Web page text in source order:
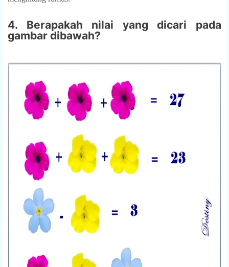
4. Berapakah nilai yang dicari pada
gambar dibawah?